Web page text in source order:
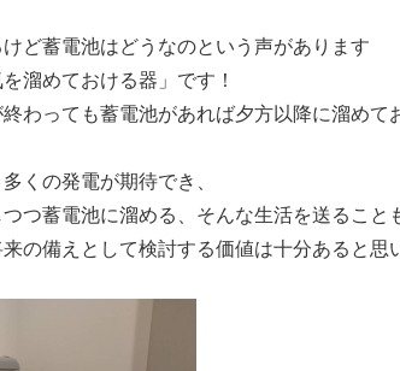
ど蓄電池はどうなのという声があります
溜めておける器」です！
わっても蓄電池があれば夕方以降に溜め
くの発電が期待でき、
つ蓄電池に溜める、そんな生活を送ること
の備えとして検討する価値は十分あると思